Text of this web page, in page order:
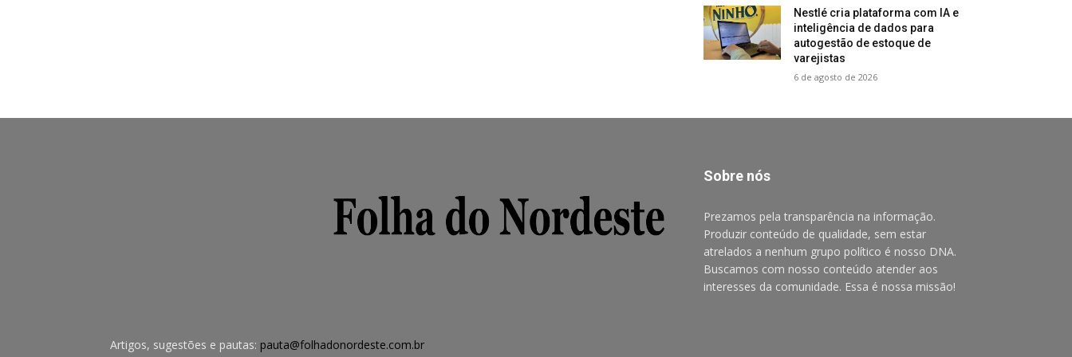
Nestlé cria plataforma com IA e
inteligência de dados para
autogestão de estoque de
varejistas
6 de agosto de 2026
Sobre nós
Prezamos pela transparência na informação.
Produzir conteúdo de qualidade, sem estar
atrelados a nenhum grupo político é nosso DNA.
Buscamos com nosso conteúdo atender aos
interesses da comunidade. Essa é nossa missão!
Artigos, sugestões e pautas: pauta@folhadonordeste.com.br